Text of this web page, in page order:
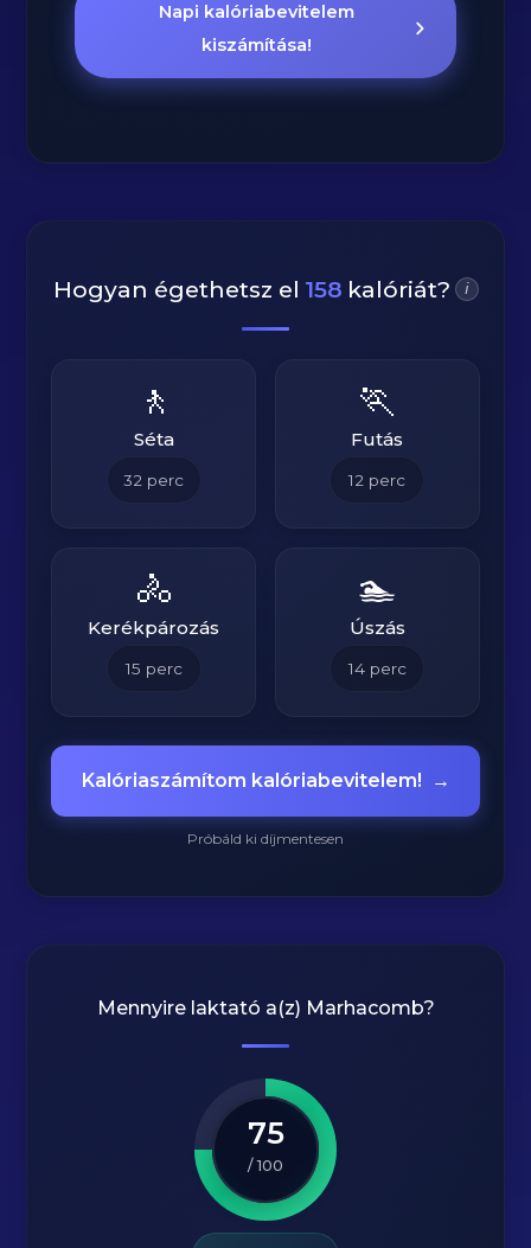
Napi kalóriabevitelem
kiszámítása!
Hogyan égethetsz el 158 kalóriát? i
🚶
Séta
32 perc
🏃
Futás
12 perc
🚴
Kerékpározás
15 perc
🏊
Úszás
14perc
Kalóriaszámítom kalóriabevitelem! →
Próbáld ki díjmentesen
Mennyire laktató a(z) Marhacomb?
75
/ 100